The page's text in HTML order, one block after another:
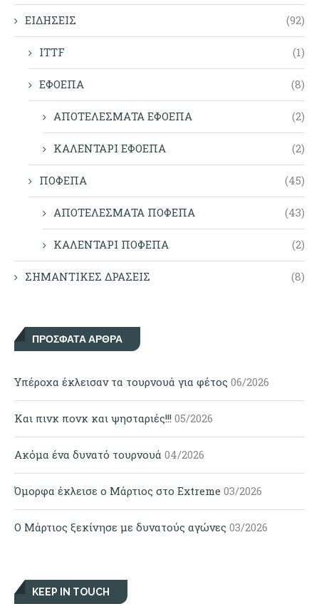
ΕΙΔΗΣΕΙΣ (92)
ITTF (1)
ΕΦΟΕΠΑ (8)
ΑΠΟΤΕΛΕΣΜΑΤΑ ΕΦΟΕΠΑ (2)
ΚΑΛΕΝΤΑΡΙ ΕΦΟΕΠΑ (2)
ΠΟΦΕΠΑ (45)
ΑΠΟΤΕΛΕΣΜΑΤΑ ΠΟΦΕΠΑ (43)
ΚΑΛΕΝΤΑΡΙ ΠΟΦΕΠΑ (2)
ΣΗΜΑΝΤΙΚΕΣ ΔΡΑΣΕΙΣ (8)
ΠΡΌΣΦΑΤΑ ΆΡΘΡΑ
Υπέροχα έκλεισαν τα τουρνουά για φέτος 06/2026
Και πινκ πονκ και ψησταριές!!! 05/2026
Ακόμα ένα δυνατό τουρνουά 04/2026
Όμορφα έκλεισε ο Μάρτιος στο Extreme 03/2026
Ο Μάρτιος ξεκίνησε με δυνατούς αγώνες 03/2026
KEEP IN TOUCH